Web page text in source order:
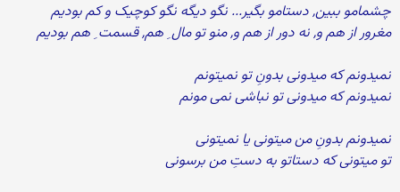
چشمامو ببین, دستامو بگیر... نگو دیگه نگو کوچیک و کم بودیم
مغرور از هم و, نه دور از هم و, منو تو مال ِ هم, قسمت ِ هم بودیم
نمیدونم که میدونی بدونِ تو نمیتونم
نمیدونم که میدونی تو نباشی نمی مونم
نمیدونم بدونِ من میتونی یا نمیتونی
تو میتونی که دستاتو به دستِ من برسونی